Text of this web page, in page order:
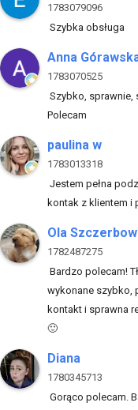
1783079096
Szybka obsługa
Anna
1783070525
Szybko, sprawnie,
Polecam
paulina w
1783013318
Jestem pełna
kontak z klientem i
Ola
1782487275
Bardzo polecam!
wykonane szybko,
kontakt i sprawna
🙂
Diana
1780345713
Gorąco polecam.